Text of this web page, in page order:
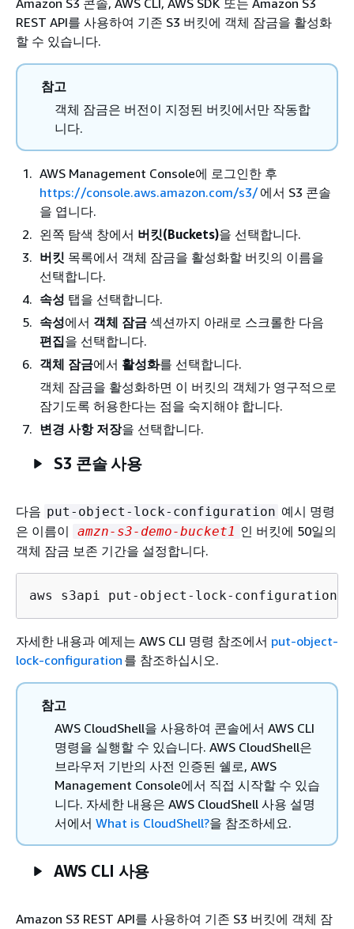
Amazon S3 콘솔, AWS CLI, AWS SDK 또는 Amazon S3
REST API를 사용하여 기존 S3 버킷에 객체 잠금을 활성화
할 수 있습니다.
참고
객체 잠금은 버전이 지정된 버킷에서만 작동합
니다.
AWS Management Console에 로그인한 후
https://console.aws.amazon.com/s3/에서 S3 콘솔
을 엽니다.
왼쪽 탐색 창에서 버킷(Buckets)을 선택합니다.
버킷 목록에서 객체 잠금을 활성화할 버킷의 이름을
선택합니다.
속성 탭을 선택합니다.
속성에서 객체 잠금 섹션까지 아래로 스크롤한 다음
편집을 선택합니다.
객체 잠금에서 활성화를 선택합니다.
객체 잠금을 활성화하면 이 버킷의 객체가 영구적으로
잠기도록 허용한다는 점을 숙지해야 합니다.
변경 사항 저장을 선택합니다.
S3 콘솔 사용
다음 put-object-lock-configuration 예시 명령
은 이름이
amzn-s3-demo-bucket1 인 버킷에 50일의
객체 잠금 보존 기간을 설정합니다.
aws s3api put-object-lock-configuration
자세한 내용과 예제는 AWS CLI 명령 참조에서 put-object-
lock-configuration 를 참조하십시오.
참고
AWS CloudShell을 사용하여 콘솔에서 AWS CLI
명령을 실행할 수 있습니다. AWS CloudShell은
브라우저 기반의 사전 인증된 쉘로, AWS
Management Console에서 직접 시작할 수 있습
니다. 자세한 내용은 AWS CloudShell 사용 설명
서에서 What is CloudShell?을 참조하세요.
AWS CLI 사용
Amazon S3 REST API를 사용하여 기존 S3 버킷에 객체 잠